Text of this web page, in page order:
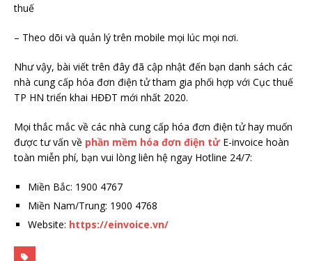
thuế
– Theo dõi và quản lý trên mobile mọi lúc mọi nơi.
Như vậy, bài viết trên đây đã cập nhật đến bạn danh sách các
nhà cung cấp hóa đơn điện tử tham gia phối hợp với Cục thuế
TP HN triển khai HĐĐT mới nhất 2020.
Mọi thắc mắc về các nhà cung cấp hóa đơn điện tử hay muốn
được tư vấn về phần mềm hóa đơn điện tửE-invoice hoàn
toàn miễn phí, bạn vui lòng liên hệ ngay Hotline 24/7:
Miền Bắc: 1900 4767
Miền Nam/Trung: 1900 4768
Website: https://einvoice.vn/